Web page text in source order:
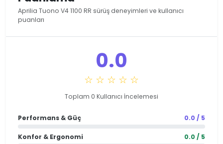
Aprilia Tuono V4 1100 RR sürüş deneyimleri ve kullanıcı
puanları
0.0
☆ ☆ ☆ ☆ ☆
Toplam 0 Kullanıcı İncelemesi
Performans & Güç 0.0 / 5
Konfor & Ergonomi 0.0 / 5